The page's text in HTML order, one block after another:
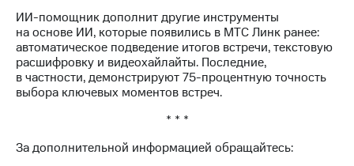
ИИ-помощник дополнит другие инструменты
на основе ИИ, которые появились в МТС Линк ранее:
автоматическое подведение итогов встречи, текстовую
расшифровку и видеохайлайты. Последние,
в частности, демонстрируют 75-процентную точность
выбора ключевых моментов встреч.
* * *
За дополнительной информацией обращайтесь: